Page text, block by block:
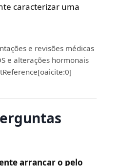
caracterizar uma
e revisões médicas
e alterações hormonais
arrancar o pelo